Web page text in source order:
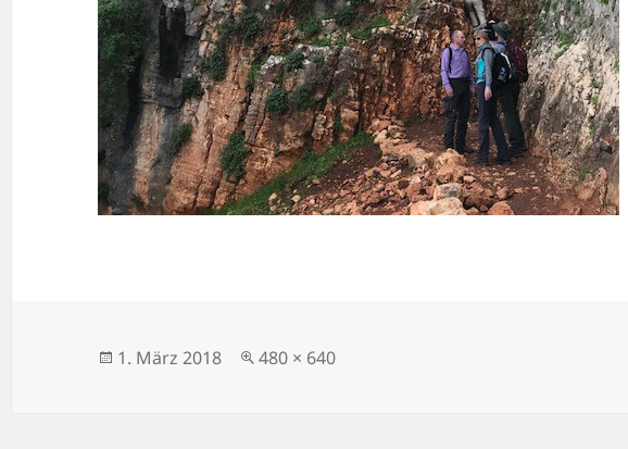
Veröffentlicht
1. März 2018 Originalgröße
480 × 640